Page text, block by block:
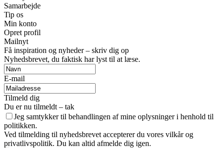
Samarbejde
Tip os
Min konto
Opret profil
Mailnyt
Få inspiration og nyheder – skriv dig op
Nyhedsbrevet, du faktisk har lyst til at læse.
E-mail
Tilmeld dig
Du er nu tilmeldt – tak
Jeg samtykker til behandlingen af mine oplysninger i henhold til
politikken.
Ved tilmelding til nyhedsbrevet accepterer du vores vilkår og
privatlivspolitik. Du kan altid afmelde dig igen.